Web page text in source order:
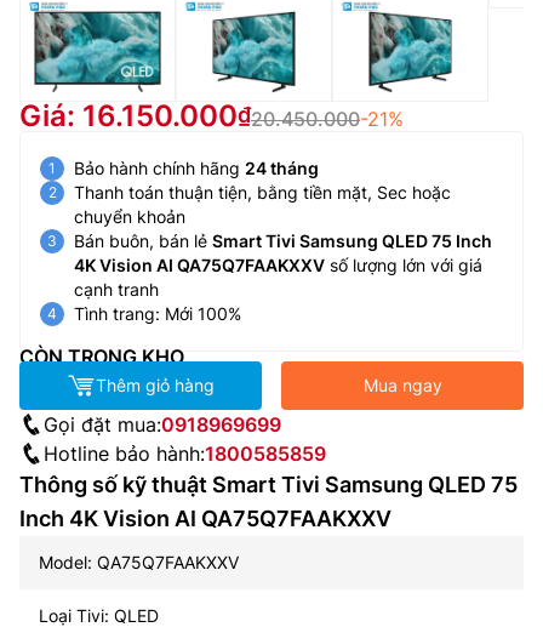
Giá: 16.150.000 20.450.000-21%
Bảo hành chính hãng 24 tháng
Thanh toán thuận tiện, bằng tiền mặt, Sec hoặc
chuyển khoản
Bán buôn, bán lẻ Smart Tivi Samsung QLED 75 Inch
4K Vision AI QA75Q7FAAKXXV số lượng lớn với giá
cạnh tranh
Tình trang: Mới 100%
CÒN TRONG KHO
Thêm giỏ hàng Mua ngay
Gọi đặt mua:0918969699
Hotline bảo hành:1800585859
Thông số kỹ thuật Smart Tivi Samsung QLED 75
Inch 4K Vision AI QA75Q7FAAKXXV
Model: QA75Q7FAAKXXV
Loại Tivi: QLED